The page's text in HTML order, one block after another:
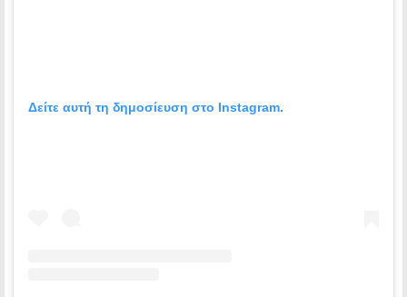
Δείτε αυτή τη δημοσίευση στο Instagram.